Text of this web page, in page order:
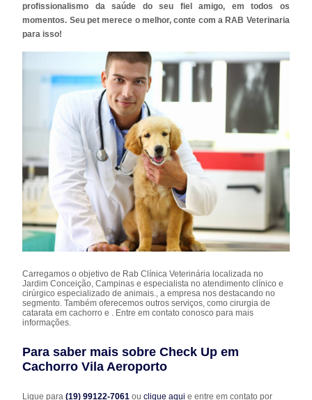
profissionalismo da saúde do seu fiel amigo, em todos os
momentos. Seu pet merece o melhor, conte com a RAB Veterinaria
para isso!
Carregamos o objetivo de Rab Clínica Veterinária localizada no
Jardim Conceição, Campinas e especialista no atendimento clínico e
cirúrgico especializado de animais., a empresa nos destacando no
segmento. Também oferecemos outros serviços, como cirurgia de
catarata em cachorro e . Entre em contato conosco para mais
informações.
Para saber mais sobre Check Up em
Cachorro Vila Aeroporto
Ligue para(19) 99122-7061ouclique aqui e entre em contato por